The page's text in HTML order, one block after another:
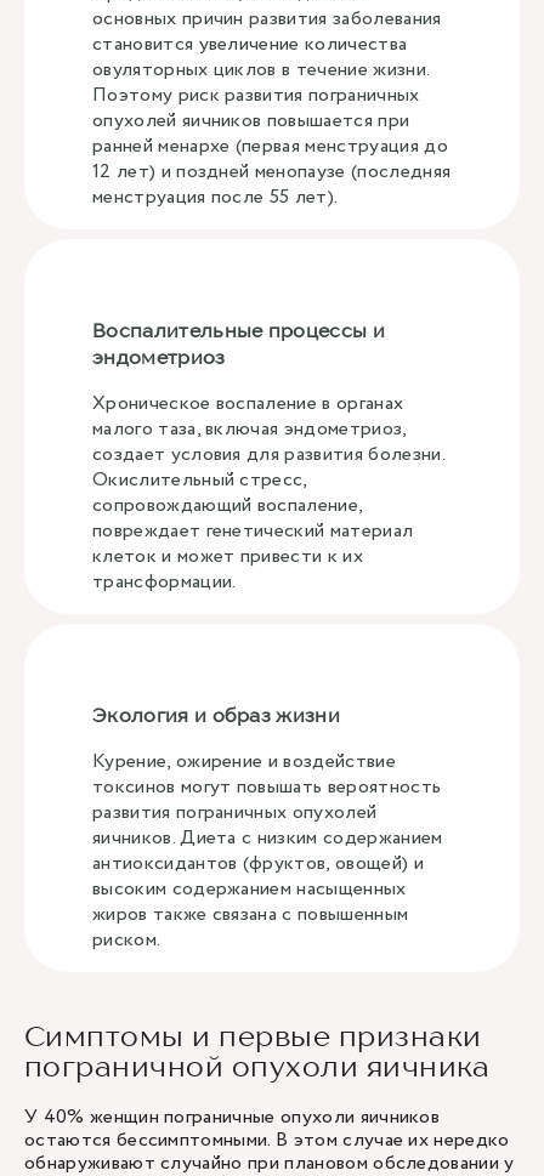
основных причин развития заболевания
становится увеличение количества
овуляторных циклов в течение жизни.
Поэтому риск развития пограничных
опухолей яичников повышается при
ранней менархе (первая менструация до
12 лет) и поздней менопаузе (последняя
менструация после 55 лет).
Воспалительные процессы и
эндометриоз
Хроническое воспаление в органах
малого таза, включая эндометриоз,
создает условия для развития болезни.
Окислительный стресс,
сопровождающий воспаление,
повреждает генетический материал
клеток и может привести к их
трансформации.
Экология и образ жизни
Курение, ожирение и воздействие
токсинов могут повышать вероятность
развития пограничных опухолей
яичников. Диета с низким содержанием
антиоксидантов (фруктов, овощей) и
высоким содержанием насыщенных
жиров также связана с повышенным
риском.
Симптомы и первые признаки
пограничной опухоли яичника
У 40% женщин пограничные опухоли яичников
остаются бессимптомными. В этом случае их нередко
обнаруживают случайно при плановом обследовании у